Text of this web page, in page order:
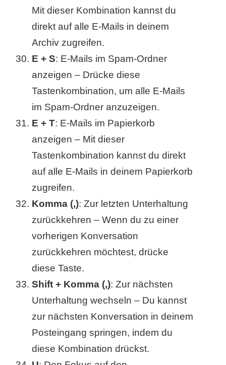
Mit dieser Kombination kannst du
direkt auf alle E-Mails in deinem
Archiv zugreifen.
E + S: E-Mails im Spam-Ordner
anzeigen – Drücke diese
Tastenkombination, um alle E-Mails
im Spam-Ordner anzuzeigen.
E + T: E-Mails im Papierkorb
anzeigen – Mit dieser
Tastenkombination kannst du direkt
auf alle E-Mails in deinem Papierkorb
zugreifen.
Komma (,): Zur letzten Unterhaltung
zurückkehren – Wenn du zu einer
vorherigen Konversation
zurückkehren möchtest, drücke
diese Taste.
Shift + Komma (,): Zur nächsten
Unterhaltung wechseln – Du kannst
zur nächsten Konversation in deinem
Posteingang springen, indem du
diese Kombination drückst.